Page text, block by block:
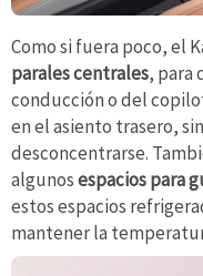
Como si fuera poco, el
parales centrales, para
conducción o del
en el asiento trasero,
desconcentrarse.
algunosespacios para
estos espacios
mantener la